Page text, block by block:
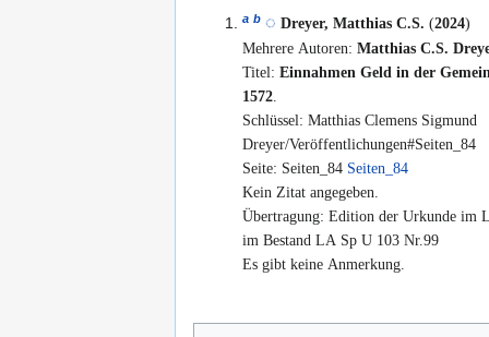
a b Dreyer, Matthias C.S. (2024)
Mehrere Autoren: Matthias C.S.
Titel: Einnahmen Geld in der
1572.
Schlüssel: Matthias Clemens Sigmund
Dreyer/Veröffentlichungen#Seiten_84
Seite: Seiten_84 Seiten_84
Kein Zitat angegeben.
Übertragung: Edition der Urkunde im
im Bestand LA Sp U 103 Nr.99
Es gibt keine Anmerkung.